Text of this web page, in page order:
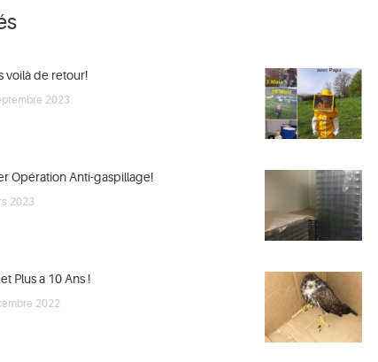
voilà de retour!
2023
Opération Anti-gaspillage!
2023
Plus a 10 Ans !
2022